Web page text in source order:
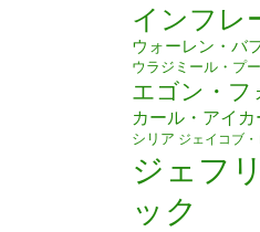
インフレ
ウォーレン・バ
ウラジミール・プ
エゴン・フ
カール・アイカ
シリア ジェイコブ
ジェフ
ック